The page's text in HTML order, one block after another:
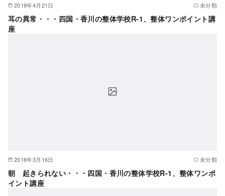
2019年4月21日 未分類
耳の異常・・・四国・香川の整体学校R-1、整体ワンポイント講
座
2016年3月16日 未分類
朝 起きられない・・・四国・香川の整体学校R-1、整体ワンポ
イント講座